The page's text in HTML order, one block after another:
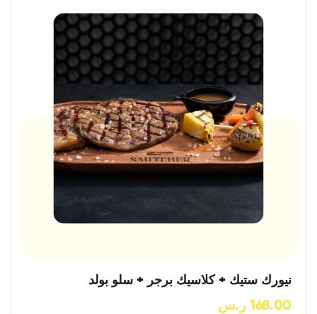
نيورك ستيك + كلاسيك برجر + سلو بولد
168.00 ر.س